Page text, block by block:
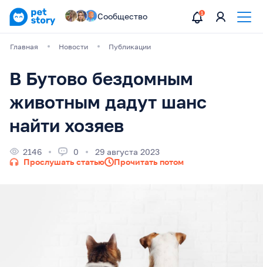
Сообщество
Главная Новости Публикации
В Бутово бездомным
животным дадут шанс
найти хозяев
2146 0
29 августа 2023
Прослушать статью
Прочитать потом